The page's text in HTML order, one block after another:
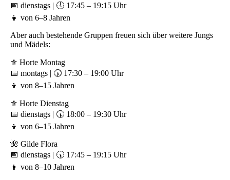
📅 dienstags | 🕔 17:45 – 19:15 Uhr
👧 von 6–8 Jahren
Aber auch bestehende Gruppen freuen sich über weitere Jungs
und Mädels:
⚜️ Horte Montag
📅 montags | 🕠 17:30 – 19:00 Uhr
👦 von 8–15 Jahren
⚜️ Horte Dienstag
📅 dienstags | 🕠 18:00 – 19:30 Uhr
👦 von 6–15 Jahren
🌺 Gilde Flora
📅 dienstags | 🕠 17:45 – 19:15 Uhr
👧 von 8–10 Jahren